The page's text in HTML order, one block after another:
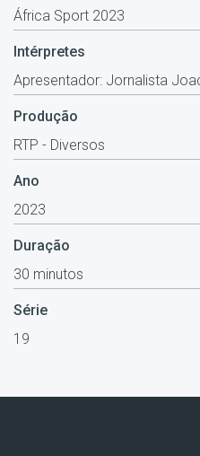
África Sport 2023
Intérpretes
Apresentador: Jornalista
Produção
RTP - Diversos
Ano
2023
Duração
30 minutos
Série
19